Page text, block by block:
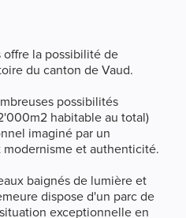
offre la possibilité de
du canton de Vaud.
possibilités
habitable au total)
imaginé par un
et authenticité.
baignés de lumière et
dispose d'un parc de
exceptionnelle en